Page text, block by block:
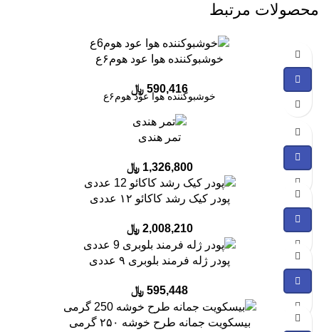
محصولات مرتبط
خوشبوکننده هوا عود هوم۶ع
590,416 ﷼
خوشبوکننده هوا عود هوم۶ع
تمر هندی
1,326,800 ﷼
پودر کیک رشد کاکائو ۱۲ عددی
2,008,210 ﷼
پودر ژله فرمند بلوبری ۹ عددی
595,448 ﷼
بیسکویت جمانه طرح خوشه ۲۵۰ گرمی